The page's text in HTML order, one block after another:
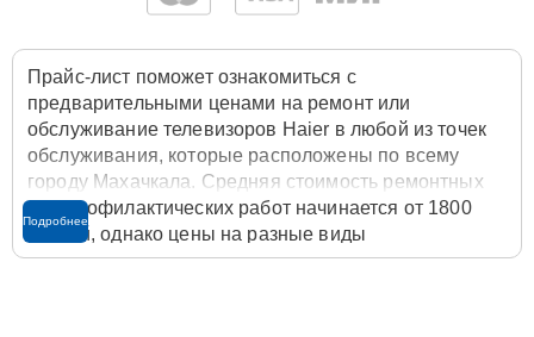
Прайс-лист поможет ознакомиться с
предварительными ценами на ремонт или
обслуживание телевизоров Haier в любой из точек
обслуживания, которые расположены по всему
городу Махачкала. Средняя стоимость ремонтных
или профилактических работ начинается от 1800
рублей, однако цены на разные виды
комплектующих могут различаться. Полную
Подробнее